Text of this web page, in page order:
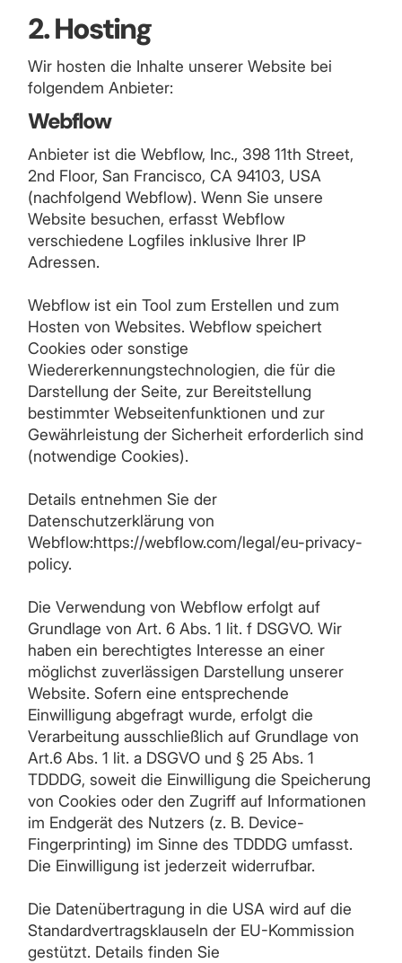
2. Hosting
Wir hosten die Inhalte unserer Website bei
folgendem Anbieter:
Webflow
Anbieter ist die Webflow, Inc., 398 11th Street,
2nd Floor, San Francisco, CA 94103, USA
(nachfolgend Webflow). Wenn Sie unsere
Website besuchen, erfasst Webflow
verschiedene Logfiles inklusive Ihrer IP
Adressen.
Webflow ist ein Tool zum Erstellen und zum
Hosten von Websites. Webflow speichert
Cookies oder sonstige
Wiedererkennungstechnologien, die für die
Darstellung der Seite, zur Bereitstellung
bestimmter Webseitenfunktionen und zur
Gewährleistung der Sicherheit erforderlich sind
(notwendige Cookies).
Details entnehmen Sie der
Datenschutzerklärung von
Webflow:https://webflow.com/legal/eu-privacy-
policy.
Die Verwendung von Webflow erfolgt auf
Grundlage von Art. 6 Abs. 1 lit. f DSGVO. Wir
haben ein berechtigtes Interesse an einer
möglichst zuverlässigen Darstellung unserer
Website. Sofern eine entsprechende
Einwilligung abgefragt wurde, erfolgt die
Verarbeitung ausschließlich auf Grundlage von
Art.6 Abs. 1 lit. a DSGVO und § 25 Abs. 1
TDDDG, soweit die Einwilligung die Speicherung
von Cookies oder den Zugriff auf Informationen
im Endgerät des Nutzers (z. B. Device-
Fingerprinting) im Sinne des TDDDG umfasst.
Die Einwilligung ist jederzeit widerrufbar.
Die Datenübertragung in die USA wird auf die
Standardvertragsklauseln der EU-Kommission
gestützt. Details finden Sie